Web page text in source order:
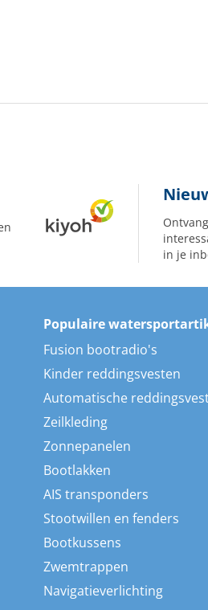
in je
Populaire
Fusion bootradio's
Kinder reddingsvesten
Automatische
Zeilkleding
Zonnepanelen
Bootlakken
AIS transponders
Stootwillen en fenders
Bootkussens
Zwemtrappen
Navigatieverlichting